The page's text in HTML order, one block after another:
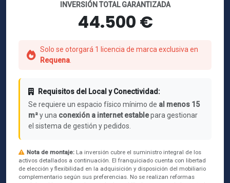
INVERSIÓN TOTAL GARANTIZADA
44.500 €
Solo se otorgará 1 licencia de marca exclusiva en
Requena
Requisitos del Local y Conectividad:
Se requiere un espacio físico mínimo de al menos 15
m²y una conexión a internet establepara gestionar
el sistema de gestión y pedidos.
Nota de montaje: La inversión cubre el suministro integral de los
activos detallados a continuación. El franquiciado cuenta con libertad
de elección y flexibilidad en la adquisición y disposición del mobiliario
complementario según sus preferencias. No se realizan reformas